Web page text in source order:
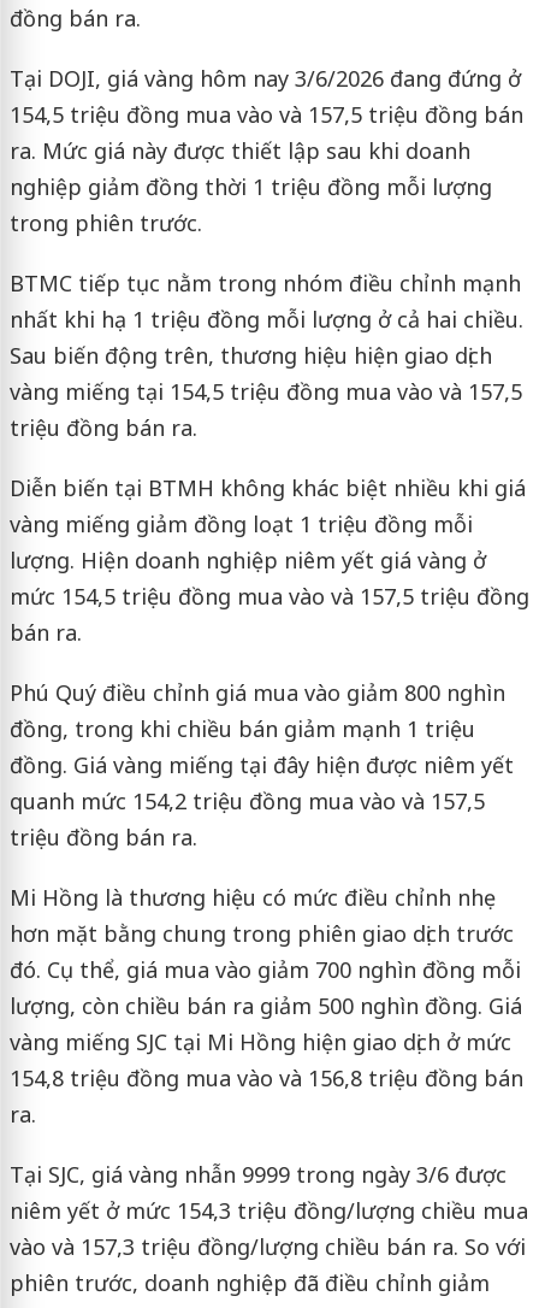
đồng bán ra.
Tại DOJI, giá vàng hôm nay 3/6/2026 đang đứng ở
154,5 triệu đồng mua vào và 157,5 triệu đồng bán
ra. Mức giá này được thiết lập sau khi doanh
nghiệp giảm đồng thời 1 triệu đồng mỗi lượng
trong phiên trước.
BTMC tiếp tục nằm trong nhóm điều chỉnh mạnh
nhất khi hạ 1 triệu đồng mỗi lượng ở cả hai chiều.
Sau biến động trên, thương hiệu hiện giao dịch
vàng miếng tại 154,5 triệu đồng mua vào và 157,5
triệu đồng bán ra.
Diễn biến tại BTMH không khác biệt nhiều khi giá
vàng miếng giảm đồng loạt 1 triệu đồng mỗi
lượng. Hiện doanh nghiệp niêm yết giá vàng ở
mức 154,5 triệu đồng mua vào và 157,5 triệu đồng
bán ra.
Phú Quý điều chỉnh giá mua vào giảm 800 nghìn
đồng, trong khi chiều bán giảm mạnh 1 triệu
đồng. Giá vàng miếng tại đây hiện được niêm yết
quanh mức 154,2 triệu đồng mua vào và 157,5
triệu đồng bán ra.
Mi Hồng là thương hiệu có mức điều chỉnh nhẹ
hơn mặt bằng chung trong phiên giao dịch trước
đó. Cụ thể, giá mua vào giảm 700 nghìn đồng mỗi
lượng, còn chiều bán ra giảm 500 nghìn đồng. Giá
vàng miếng SJC tại Mi Hồng hiện giao dịch ở mức
154,8 triệu đồng mua vào và 156,8 triệu đồng bán
ra.
Tại SJC, giá vàng nhẫn 9999 trong ngày 3/6 được
niêm yết ở mức 154,3 triệu đồng/lượng chiều mua
vào và 157,3 triệu đồng/lượng chiều bán ra. So với
phiên trước, doanh nghiệp đã điều chỉnh giảm